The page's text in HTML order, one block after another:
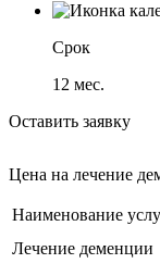
Срок
12 мес.
Оставить заявку
Цена на лечение
Наименование
Лечение деменции